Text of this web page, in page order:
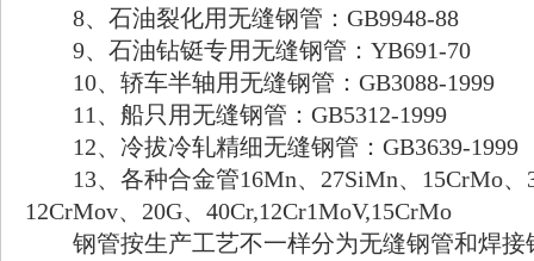
8、石油裂化用无缝钢管：GB9948-88
9、石油钻铤专用无缝钢管：YB691-70
10、轿车半轴用无缝钢管：GB3088-1999
11、船只用无缝钢管：GB5312-1999
12、冷拔冷轧精细无缝钢管：GB3639-1999
13、各种合金管16Mn、27SiMn、15CrMo、
12CrMov、20G、40Cr,12Cr1MoV,15CrMo
钢管按生产工艺不一样分为无缝钢管和焊接